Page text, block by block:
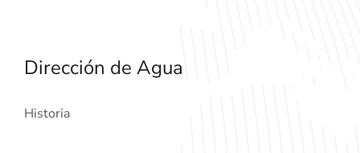
Dirección de Agua
Historia